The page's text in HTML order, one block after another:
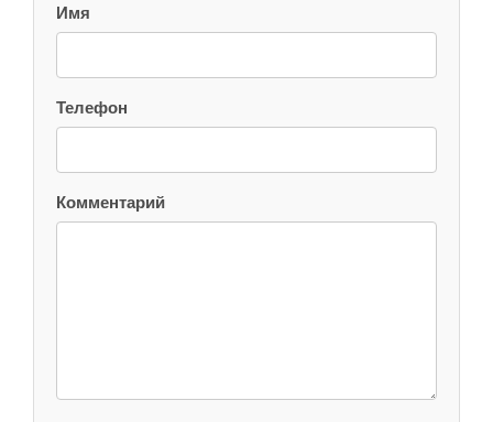
Имя
Телефон
Комментарий